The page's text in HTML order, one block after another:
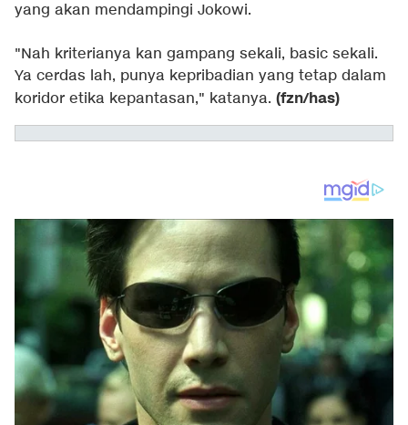
yang akan mendampingi Jokowi.
"Nah kriterianya kan gampang sekali, basic sekali.
Ya cerdas lah, punya kepribadian yang tetap dalam
koridor etika kepantasan," katanya. (fzn/has)